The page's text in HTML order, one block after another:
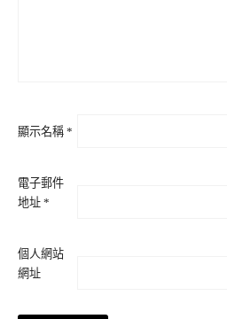
顯示名稱 *
電子郵件
地址 *
個人網站
網址